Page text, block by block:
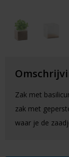
Zak met
zak met
waar je de